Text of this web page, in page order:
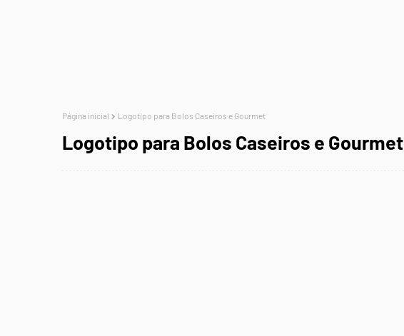
Página inicial Logotipo para Bolos Caseiros e Gourmet
Logotipo para Bolos Caseiros e Gourmet